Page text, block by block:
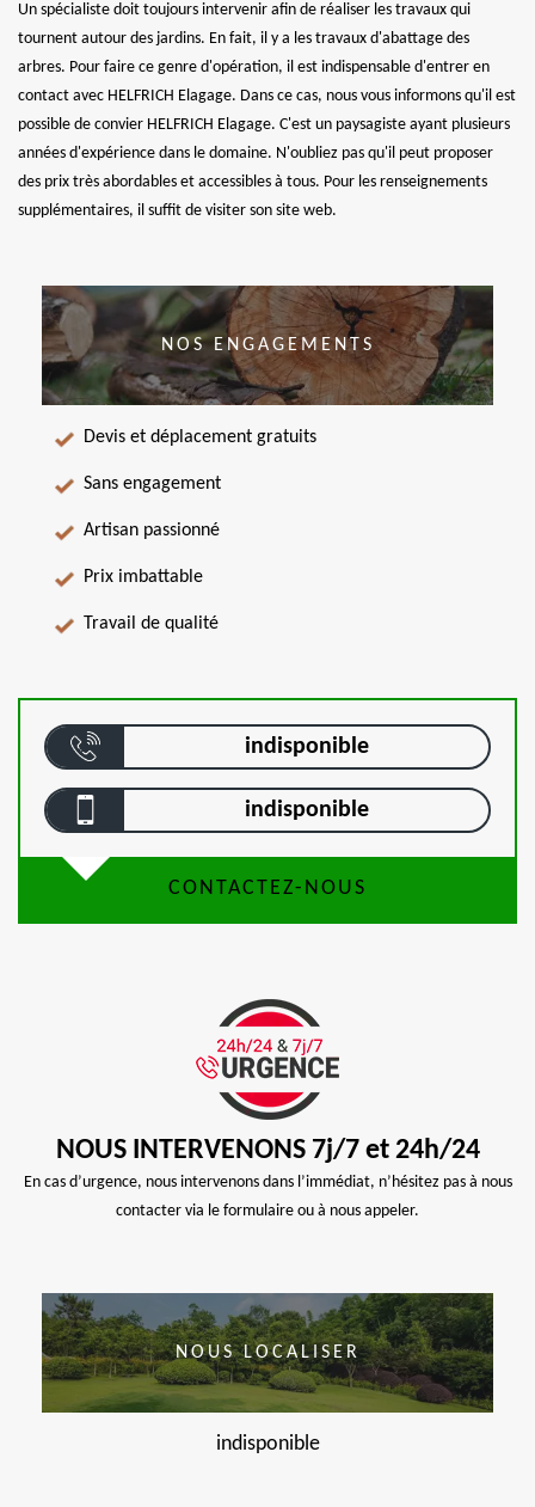
Un spécialiste doit toujours intervenir afin de réaliser les travaux qui
tournent autour des jardins. En fait, il y a les travaux d'abattage des
arbres. Pour faire ce genre d'opération, il est indispensable d'entrer en
contact avec HELFRICH Elagage. Dans ce cas, nous vous informons qu'il est
possible de convier HELFRICH Elagage. C'est un paysagiste ayant plusieurs
années d'expérience dans le domaine. N'oubliez pas qu'il peut proposer
des prix très abordables et accessibles à tous. Pour les renseignements
supplémentaires, il suffit de visiter son site web.
NOS ENGAGEMENTS
Devis et déplacement gratuits
Sans engagement
Artisan passionné
Prix imbattable
Travail de qualité
indisponible
indisponible
CONTACTEZ-NOUS
NOUS INTERVENONS 7j/7 et 24h/24
En cas d’urgence, nous intervenons dans l’immédiat, n’hésitez pas à nous
contacter via le formulaire ou à nous appeler.
NOUS LOCALISER
indisponible